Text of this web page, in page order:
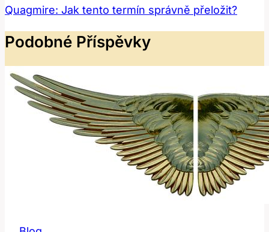
Quagmire: Jak tento termín správně přeložit?
Podobné Příspěvky